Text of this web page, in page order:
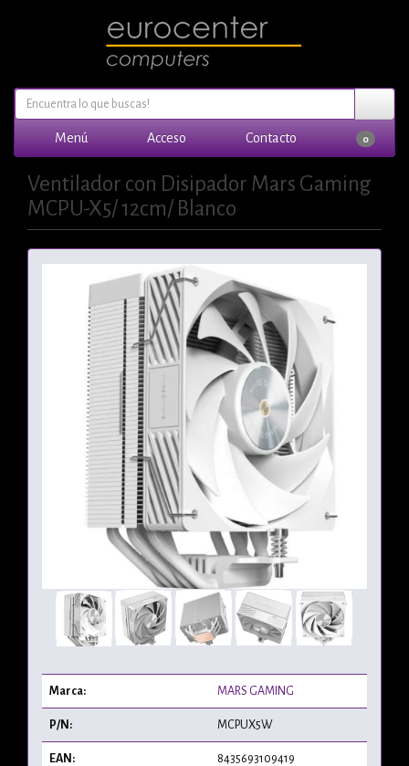
Menú Acceso Contacto 0
Ventilador con Disipador Mars Gaming
MCPU-X5/ 12cm/ Blanco
Marca: MARS GAMING
P/N: MCPUX5W
EAN: 8435693109419